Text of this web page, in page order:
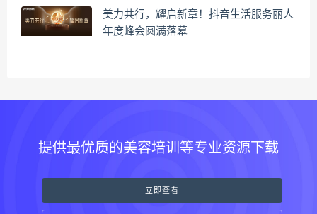
美力共行，耀启新章！抖音生活服务丽人
年度峰会圆满落幕
提供最优质的美容培训等专业资源下载
立即查看